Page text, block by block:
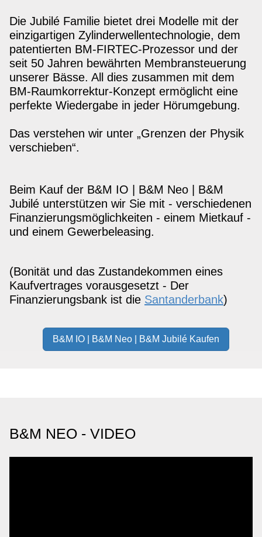
Die Jubilé Familie bietet drei Modelle mit der
einzigartigen Zylinderwellentechnologie, dem
patentierten BM-FIRTEC-Prozessor und der
seit 50 Jahren bewährten Membransteuerung
unserer Bässe. All dies zusammen mit dem
BM-Raumkorrektur-Konzept ermöglicht eine
perfekte Wiedergabe in jeder Hörumgebung.
Das verstehen wir unter „Grenzen der Physik
verschieben“.
Beim Kauf der B&M IO | B&M Neo | B&M
Jubilé unterstützen wir Sie mit - verschiedenen
Finanzierungsmöglichkeiten - einem Mietkauf -
und einem Gewerbeleasing.
(Bonität und das Zustandekommen eines
Kaufvertrages vorausgesetzt - Der
Finanzierungsbank ist die Santanderbank)
B&M IO | B&M Neo | B&M Jubilé Kaufen
B&M NEO - VIDEO